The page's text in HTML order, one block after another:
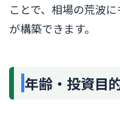
ことで、相場の荒波
が構築できます。
年齢・投資目